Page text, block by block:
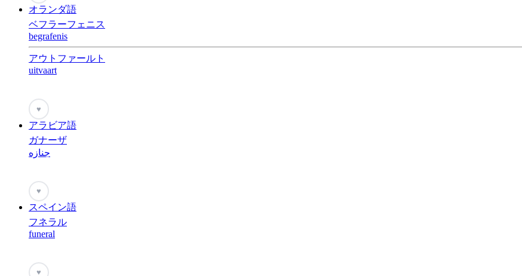
オランダ語
ベフラーフェニス
begrafenis
アウトファールト
uitvaart
♥
アラビア語
ガナーザ
جنازه
♥
スペイン語
フネラル
funeral
♥